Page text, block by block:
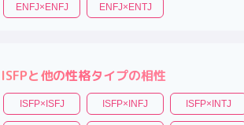
ENFJ× ENFJ ENFJ× ENTJ
ISFPと他の性格タイプの相性
ISFP× ISFJ ISFP× INFJ ISFP× INTJ